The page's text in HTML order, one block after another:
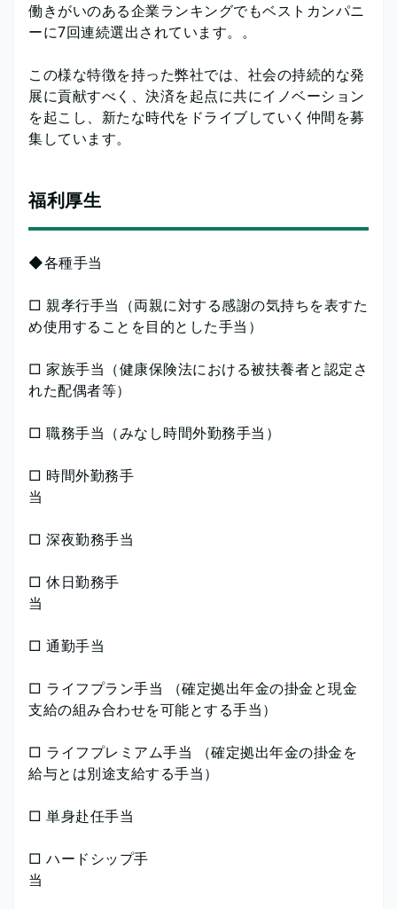
働きがいのある企業ランキングでもベストカンパニ
ーに7回連続選出されています。。
この様な特徴を持った弊社では、社会の持続的な発
展に貢献すべく、決済を起点に共にイノベーション
を起こし、新たな時代をドライブしていく仲間を募
集しています。
福利厚生
◆各種手当
□ 親孝行手当（両親に対する感謝の気持ちを表すた
め使用することを目的とした手当）
□ 家族手当（健康保険法における被扶養者と認定さ
れた配偶者等）
□ 職務手当（みなし時間外勤務手当）
□ 時間外勤務手
□ 深夜勤務手当
□ 休日勤務手
□ 通勤手当
□ ライフプラン手当 （確定拠出年金の掛金と現金
支給の組み合わせを可能とする手当）
□ ライフプレミアム手当 （確定拠出年金の掛金を
給与とは別途支給する手当）
□ 単身赴任手当
□ ハードシップ手